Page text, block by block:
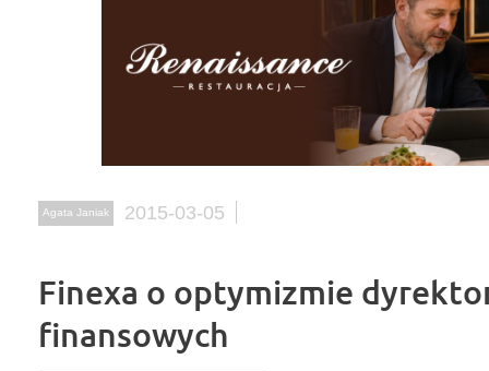
Agata Janiak 2015-03-05
Finexa o optymizmie
finansowych